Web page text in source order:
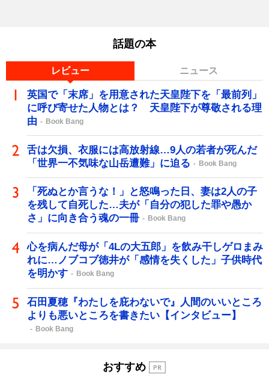
話題の本
レビュー ニュース
英国で「末席」を用意された天皇陛下を「最前列」
に呼び寄せた人物とは？ 天皇陛下が尊敬される理
由
Book Bang
舌は欠損、衣服には高放射線…9人の若者が死んだ
「世界一不気味な山岳遭難」に迫る
Book Bang
「死ぬとか言うな！」と怒鳴った日、妻は2人の子
を残して自死した…夫が「自分の犯した罪や愚か
さ」に向き合う魂の一冊
Book Bang
心を病んだ母が「4Lの大五郎」を飲み干しゲロまみ
れに…ノブコブ徳井が「感情を失くした」子供時代
を明かす
Book Bang
石田夏穂『わたしを庇わないで』人間のいいところ
よりも悪いところを書きたい【インタビュー】
Book Bang
おすすめ